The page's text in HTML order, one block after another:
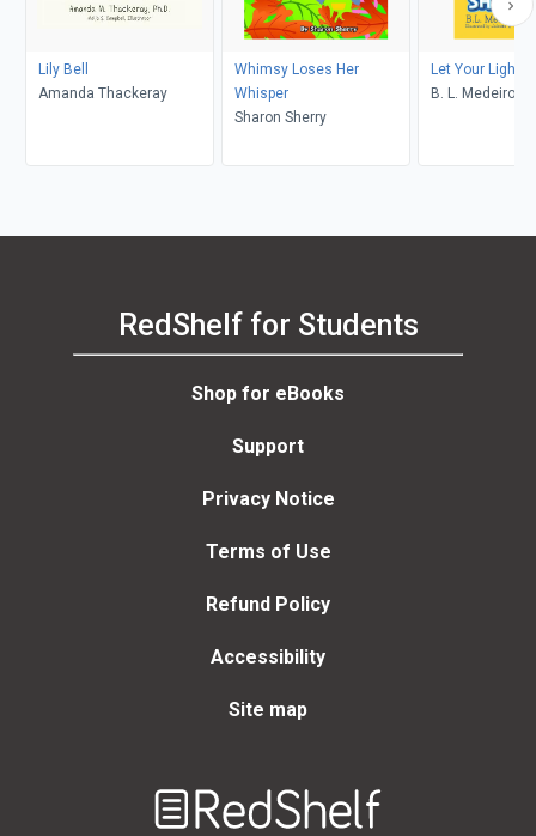
Lily Bell
Amanda Thackeray
Whimsy Loses Her
Whisper
Sharon Sherry
Let Your Light
B. L. Medeiros
RedShelf for Students
Shop for eBooks
Support
Privacy Notice
Terms of Use
Refund Policy
Accessibility
Site map